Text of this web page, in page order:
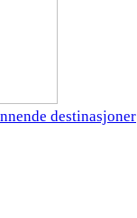
destinasjoner